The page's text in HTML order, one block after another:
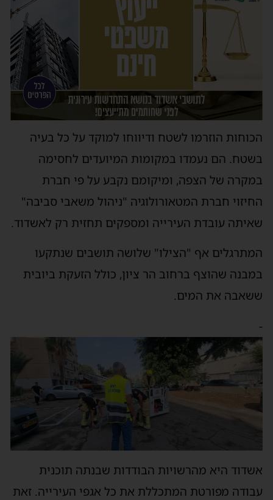
הכוחות הוזרמו לשטח ודיווחו למוקד על כל בעיה
בשטח. הם נעמדו במקומות המיועדים לחסימה
במקרה של הצפה, ומיקומם נקבע על פי חברת
החיזוי חברת המטאורולוגיה "ניהול משאבי סביבה"
שאיתה עובדת העירייה ומספקים תחזית רק לאשדוד.
המתרגלים אף "הצילו" שלושה תושבים שנתקעו
במבנה שהוצף ברחוב הר ציון, כולל הזעקת ביובית
ששאבה את המים.
-
אשדוד היא מהרשויות הבודדות שבנתה תוכנית
עבודה מפורטת המתכללת את כל אגפי העירייה. זאת